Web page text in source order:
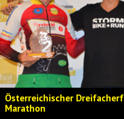
Österreichischer
Marathon